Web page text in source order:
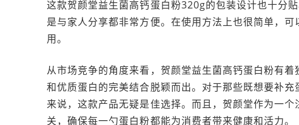
这款贺颜堂益生菌高钙蛋白粉320g的包装设计也十分
是与家人分享都非常方便。在使用方法上也很简单，
用。
从市场竞争的角度来看，贺颜堂益生菌高钙蛋白粉有
和优质蛋白的完美结合脱颖而出。对于那些既想要补
来说，这款产品无疑是佳选择。而且，贺颜堂作为一
关，确保每一勺蛋白粉都能为消费者带来健康和活力。